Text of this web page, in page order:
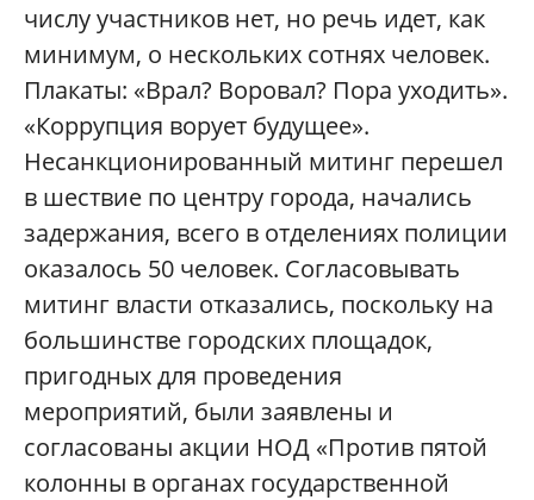
числу участников нет, но речь идет, как
минимум, о нескольких сотнях человек.
Плакаты: «Врал? Воровал? Пора уходить».
«Коррупция ворует будущее».
Несанкционированный митинг перешел
в шествие по центру города, начались
задержания, всего в отделениях полиции
оказалось 50 человек. Согласовывать
митинг власти отказались, поскольку на
большинстве городских площадок,
пригодных для проведения
мероприятий, были заявлены и
согласованы акции НОД «Против пятой
колонны в органах государственной